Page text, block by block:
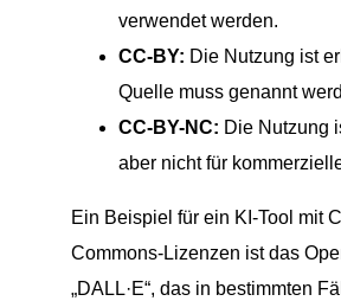
verwendet werden.
CC-BY: Die Nutzung ist
Quelle muss genannt
CC-BY-NC: Die Nutzung
aber nicht für
Ein Beispiel für ein KI-Tool mit
Commons-Lizenzen ist das
„DALL·E“, das in bestimmten